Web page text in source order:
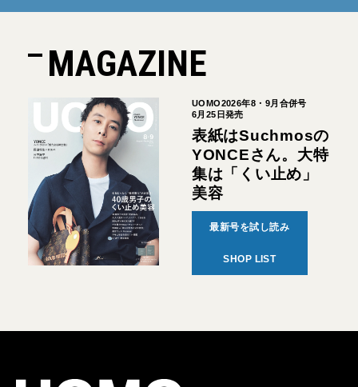
MAGAZINE
UOMO2026年8・9月合併号
6月25日発売
表紙はSuchmosの
YONCEさん。大特
集は「くい止め」
美容
最新号を試し読み
SHOP LIST